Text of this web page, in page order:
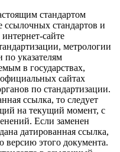
стандартом
ссылочных стандартов и
сайте
метрологии
указателям
в государствах,
сайтах
по стандартизации.
ссылка, то следует
на текущий момент, с
Если заменен
датированная ссылка,
версию этого документа.